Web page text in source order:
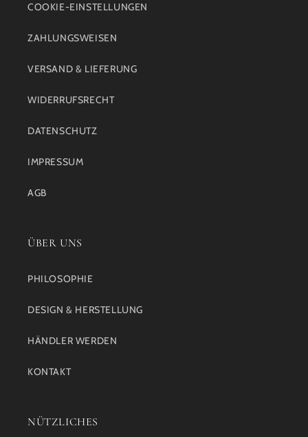
COOKIE-EINSTELLUNGEN
ZAHLUNGSWEISEN
VERSAND & LIEFERUNG
WIDERRUFSRECHT
DATENSCHUTZ
IMPRESSUM
AGB
ÜBER UNS
PHILOSOPHIE
DESIGN & HERSTELLUNG
HÄNDLER WERDEN
KONTAKT
NÜTZLICHES